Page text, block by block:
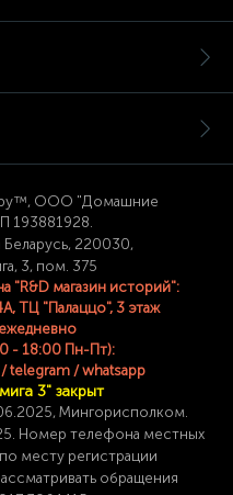
ООО "Домашние
193881928.
220030,
3, пом. 375
"R&D магазин историй":
ТЦ "Палаццо", 3 этаж
- 18:00 Пн-Пт):
telegram / whatsapp
3" закрыт
Мингорисполком.
Номер телефона местных
месту регистрации
обращения